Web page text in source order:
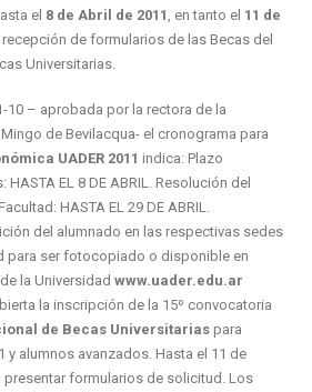
el 8 de Abril de 2011, en tanto el 11 de
de formularios de las Becas del
Universitarias.
10 – aprobada por la rectora de la
de Bevilacqua- el cronograma para
UADER 2011 indica: Plazo
EL 8 DE ABRIL. Resolución del
HASTA EL 29 DE ABRIL.
del alumnado en las respectivas sedes
para ser fotocopiado o disponible en
la Universidad www.uader.edu.ar
la inscripción de la 15º convocatoria
de Becas Universitarias para
y alumnos avanzados. Hasta el 11 de
presentar formularios de solicitud. Los